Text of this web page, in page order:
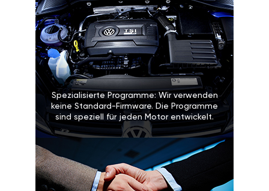
Spezialisierte Programme: Wir verwenden
keine Standard-Firmware. Die Programme
sind speziell für jeden Motor entwickelt.